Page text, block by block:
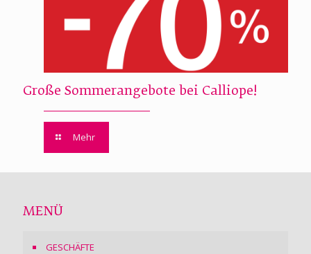
Große Sommerangebote bei Calliope!
Mehr
MENÜ
GESCHÄFTE